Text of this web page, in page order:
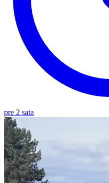
pre 2 sata